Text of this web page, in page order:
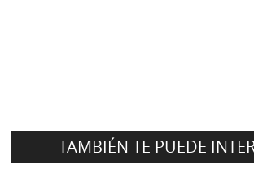
TAMBIÉN TE PUEDE